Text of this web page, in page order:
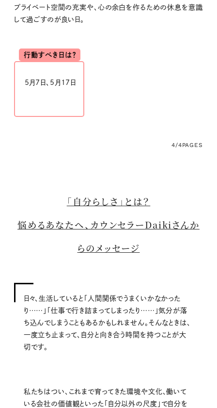
プライベート空間の充実や、心の余白を作るための休息を意識
して過ごすのが良い日。
行動すべき日は？
5 月 7 日、 5 月 17 日
4/4PAGES
「自分らしさ」とは？
悩めるあなたへ、カウンセラーDaikiさんか
らのメッセージ
日々、生活していると「人間関係でうまくいかなかった
り……」「仕事で行き詰まってしまったり……」気分が落
ち込んでしまうこともあるかもしれません。そんなときは、
一度立ち止まって、自分と向き合う時間を持つことが大
切です。
私たちはつい、これまで育ってきた環境や文化、働いて
いる会社の価値観といった「自分以外の尺度」で自分を